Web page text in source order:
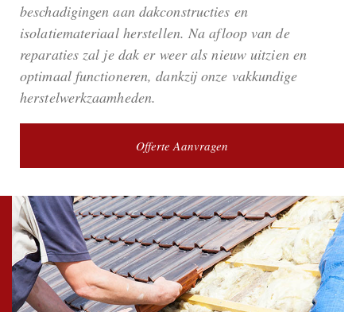
beschadigingen aan dakconstructies en
isolatiemateriaal herstellen. Na afloop van de
reparaties zal je dak er weer als nieuw uitzien en
optimaal functioneren, dankzij onze vakkundige
herstelwerkzaamheden.
Offerte Aanvragen